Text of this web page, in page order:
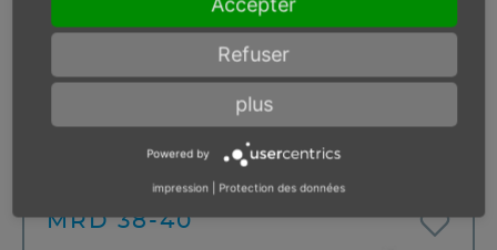
Vitesse de rotation (marche à
Pas en stock
MRD 38-40
Refuser
plus
Powered by
impression Protection des données